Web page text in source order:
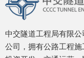
中交隧道工程局有限
公司，拥有公路工程施